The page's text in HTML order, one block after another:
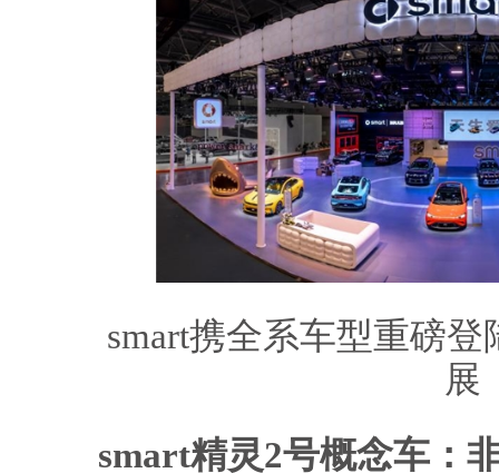
smart携全系车型重磅
展
smart精灵2号概念车：